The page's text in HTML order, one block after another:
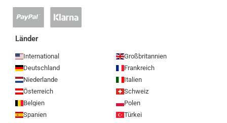
Zahlung
Zahlung
Länder
International
Großbritannien
Deutschland
Frankreich
Niederlande
Italien
Österreich
Schweiz
Belgien
Polen
Spanien
Türkei